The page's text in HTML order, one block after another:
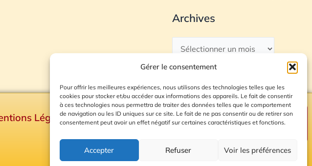
Gérer le consentement
Pour offrir les meilleures expériences, nous utilisons des technologies telles que les
cookies pour stocker et/ou accéder aux informations des appareils. Le fait de consentir
à ces technologies nous permettra de traiter des données telles que le comportement
de navigation ou les ID uniques sur ce site. Le fait de ne pas consentir ou de retirer son
consentement peut avoir un effet négatif sur certaines caractéristiques et fonctions.
Accepter Refuser Voir les préférences
Archives
Légales
Plan du site